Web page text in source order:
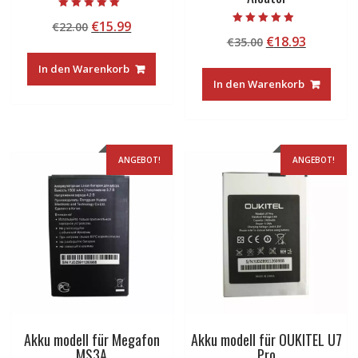
5.00
von 5
€22.00 Ursprünglicher
war:
€22.00
€15.99Aktueller
ist:
€15.99.
In den Warenkorb
4.50
von 5
€35.00 Ursprünglicher
war:
€35.00
€18.93
ist:
€18.93.
In den Warenkorb
ANGEBOT!
Akku modell für Megafon
ANGEBOT!
Akku modell für OUKITEL U7